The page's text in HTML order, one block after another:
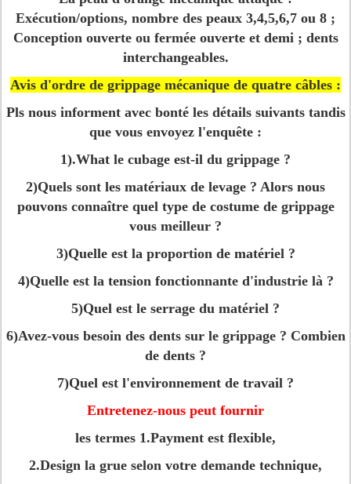
Exécution/options, nombre des peaux 3,4,5,6,7 ou 8 ;
Conception ouverte ou fermée ouverte et demi ; dents
interchangeables.
Avis d'ordre de grippage mécanique de quatre câbles :
Pls nous informent avec bonté les détails suivants tandis
que vous envoyez l'enquête :
1).What le cubage est-il du grippage ?
2)Quels sont les matériaux de levage ? Alors nous
pouvons connaître quel type de costume de grippage
vous meilleur ?
3)Quelle est la proportion de matériel ?
4)Quelle est la tension fonctionnante d'industrie là ?
5)Quel est le serrage du matériel ?
6)Avez-vous besoin des dents sur le grippage ? Combien
de dents ?
7)Quel est l'environnement de travail ?
Entretenez-nous peut fournir
les termes 1.Payment est flexible,
2.Design la grue selon votre demande technique,